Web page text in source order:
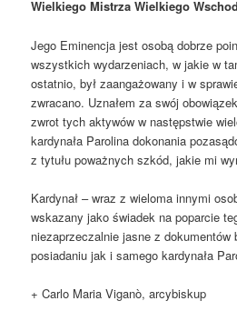
Wielkiego Mistrza Wielkiego
Jego Eminencja jest osobą dobrze
wszystkich wydarzeniach, w jakie w
ostatnio, był zaangażowany i w
zwracano. Uznałem za swój
zwrot tych aktywów w następstwie
kardynała Parolina dokonania
z tytułu poważnych szkód, jakie mi
Kardynał – wraz z wieloma innymi
wskazany jako świadek na poparcie
niezaprzeczalnie jasne z dokumentów
posiadaniu jak i samego kardynała
+ Carlo Maria Viganò, arcybiskup